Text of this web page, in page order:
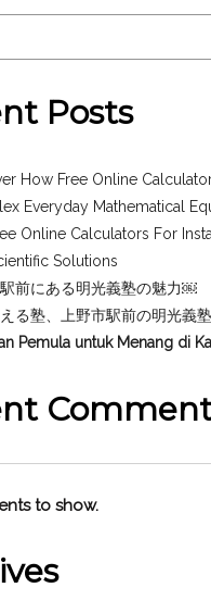
Posts
How Free Online
Everyday Mathematical
Online Calculators For
Solutions
駅前にある明光義塾の魅力￼
る塾、上野市駅前の明光義
Pemula untuk Menang di
to show.